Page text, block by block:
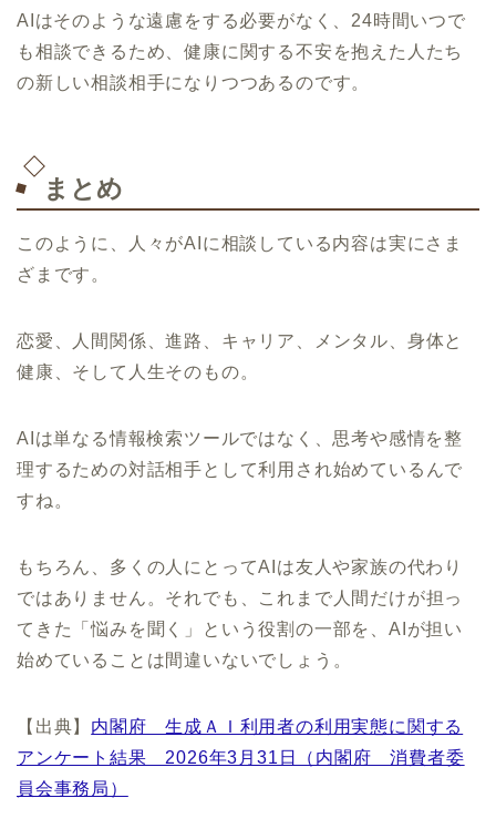
AIはそのような遠慮をする必要がなく、24時間いつで
も相談できるため、健康に関する不安を抱えた人たち
の新しい相談相手になりつつあるのです。
まとめ
このように、人々がAIに相談している内容は実にさま
ざまです。
恋愛、人間関係、進路、キャリア、メンタル、身体と
健康、そして人生そのもの。
AIは単なる情報検索ツールではなく、思考や感情を整
理するための対話相手として利用され始めているんで
すね。
もちろん、多くの人にとってAIは友人や家族の代わり
ではありません。それでも、これまで人間だけが担っ
てきた「悩みを聞く」という役割の一部を、AIが担い
始めていることは間違いないでしょう。
【出典】 内閣府 生成ＡＩ利用者の利用実態に関する
アンケート結果 2026年3月31日（内閣府 消費者委
員会事務局）